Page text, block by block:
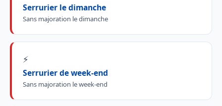
Serrurier le dimanche
Sans majoration le dimanche
⚡
Serrurier de week-end
Sans majoration le week-end